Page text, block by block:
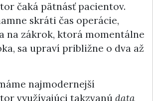
čaká pätnásť pacientov.
skráti čas operácie,
na zákrok, ktorá momentálne
sa upraví približne o dva až
najmodernejší
využívajúci takzvanú data